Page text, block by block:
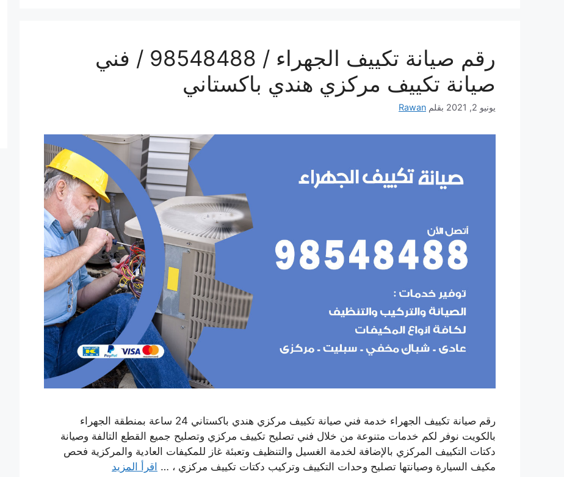
رقم صيانة تكييف الجهراء / 98548488 / فني
صيانة تكييف مركزي هندي باكستاني
يونيو 2, 2021 بقلم Rawan
رقم صيانة تكييف الجهراء خدمة فني صيانة تكييف مركزي هندي باكستاني 24 ساعة بمنطقة الجهراء
بالكويت نوفر لكم خدمات متنوعة من خلال فني تصليح تكييف مركزي وتصليح جميع القطع التالفة وصيانة
دكتات التكييف المركزي بالإضافة لخدمة الغسيل والتنظيف وتعبئة غاز للمكيفات العادية والمركزية فحص
مكيف السيارة وصيانتها تصليح وحدات التكييف وتركيب دكتات تكييف مركزي ، … اقرأ المزيد